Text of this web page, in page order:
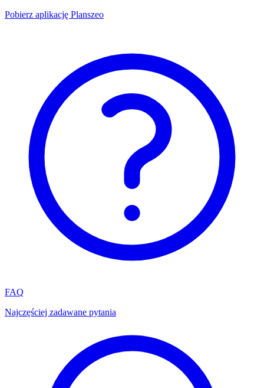
Pobierz aplikację Planszeo
FAQ
Najczęściej zadawane pytania